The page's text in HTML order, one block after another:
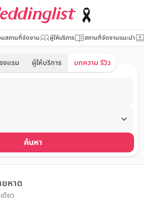
มสถานที่จัดงาน ผู้ให้บริการ สถานที่จัดงานแนะนำ
งแรม ผู้ให้บริการ บทความ รีวิว
ค้นหา
หาด
ดียว